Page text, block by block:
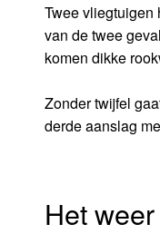
Twee vliegtuigen
van de twee
komen dikke
Zonder twijfel
derde aanslag
Het weer